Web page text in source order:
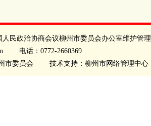
政治协商会议柳州市委员会办公室维护管理
电话：0772-2660369
州市委员会 技术支持：柳州市网络管理中心